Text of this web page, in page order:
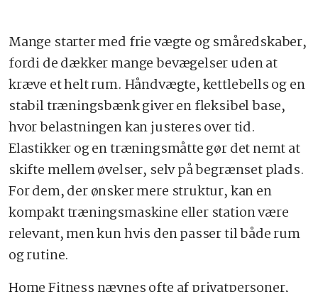
Mange starter med frie vægte og småredskaber,
fordi de dækker mange bevægelser uden at
kræve et helt rum. Håndvægte, kettlebells og en
stabil træningsbænk giver en fleksibel base,
hvor belastningen kan justeres over tid.
Elastikker og en træningsmåtte gør det nemt at
skifte mellem øvelser, selv på begrænset plads.
For dem, der ønsker mere struktur, kan en
kompakt træningsmaskine eller station være
relevant, men kun hvis den passer til både rum
og rutine.